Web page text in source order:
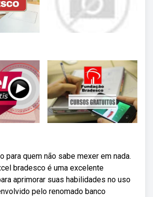
para quem não sabe mexer em nada.
bradesco é uma excelente
aprimorar suas habilidades no uso
pelo renomado banco